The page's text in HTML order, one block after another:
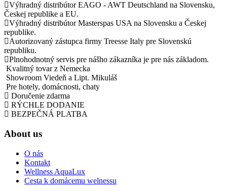
Výhradný distribútor EAGO - AWT Deutschland na Slovensku,
Českej republike a EU.
Výhradný distribútor Masterspas USA na Slovensku a Českej
republike.
Autorizovaný zástupca firmy Treesse Italy pre Slovenskú
republiku.
Plnohodnotný servis pre nášho zákazníka je pre nás základom.
Kvalitný tovar z Nemecka
Showroom Viedeň a Lipt. Mikuláš
Pre hotely, domácnosti, chaty
Doručenie zdarma
RÝCHLE DODANIE
BEZPEČNÁ PLATBA
About us
O nás
Kontakt
Wellness AquaLux
Cesta k domácemu welnessu